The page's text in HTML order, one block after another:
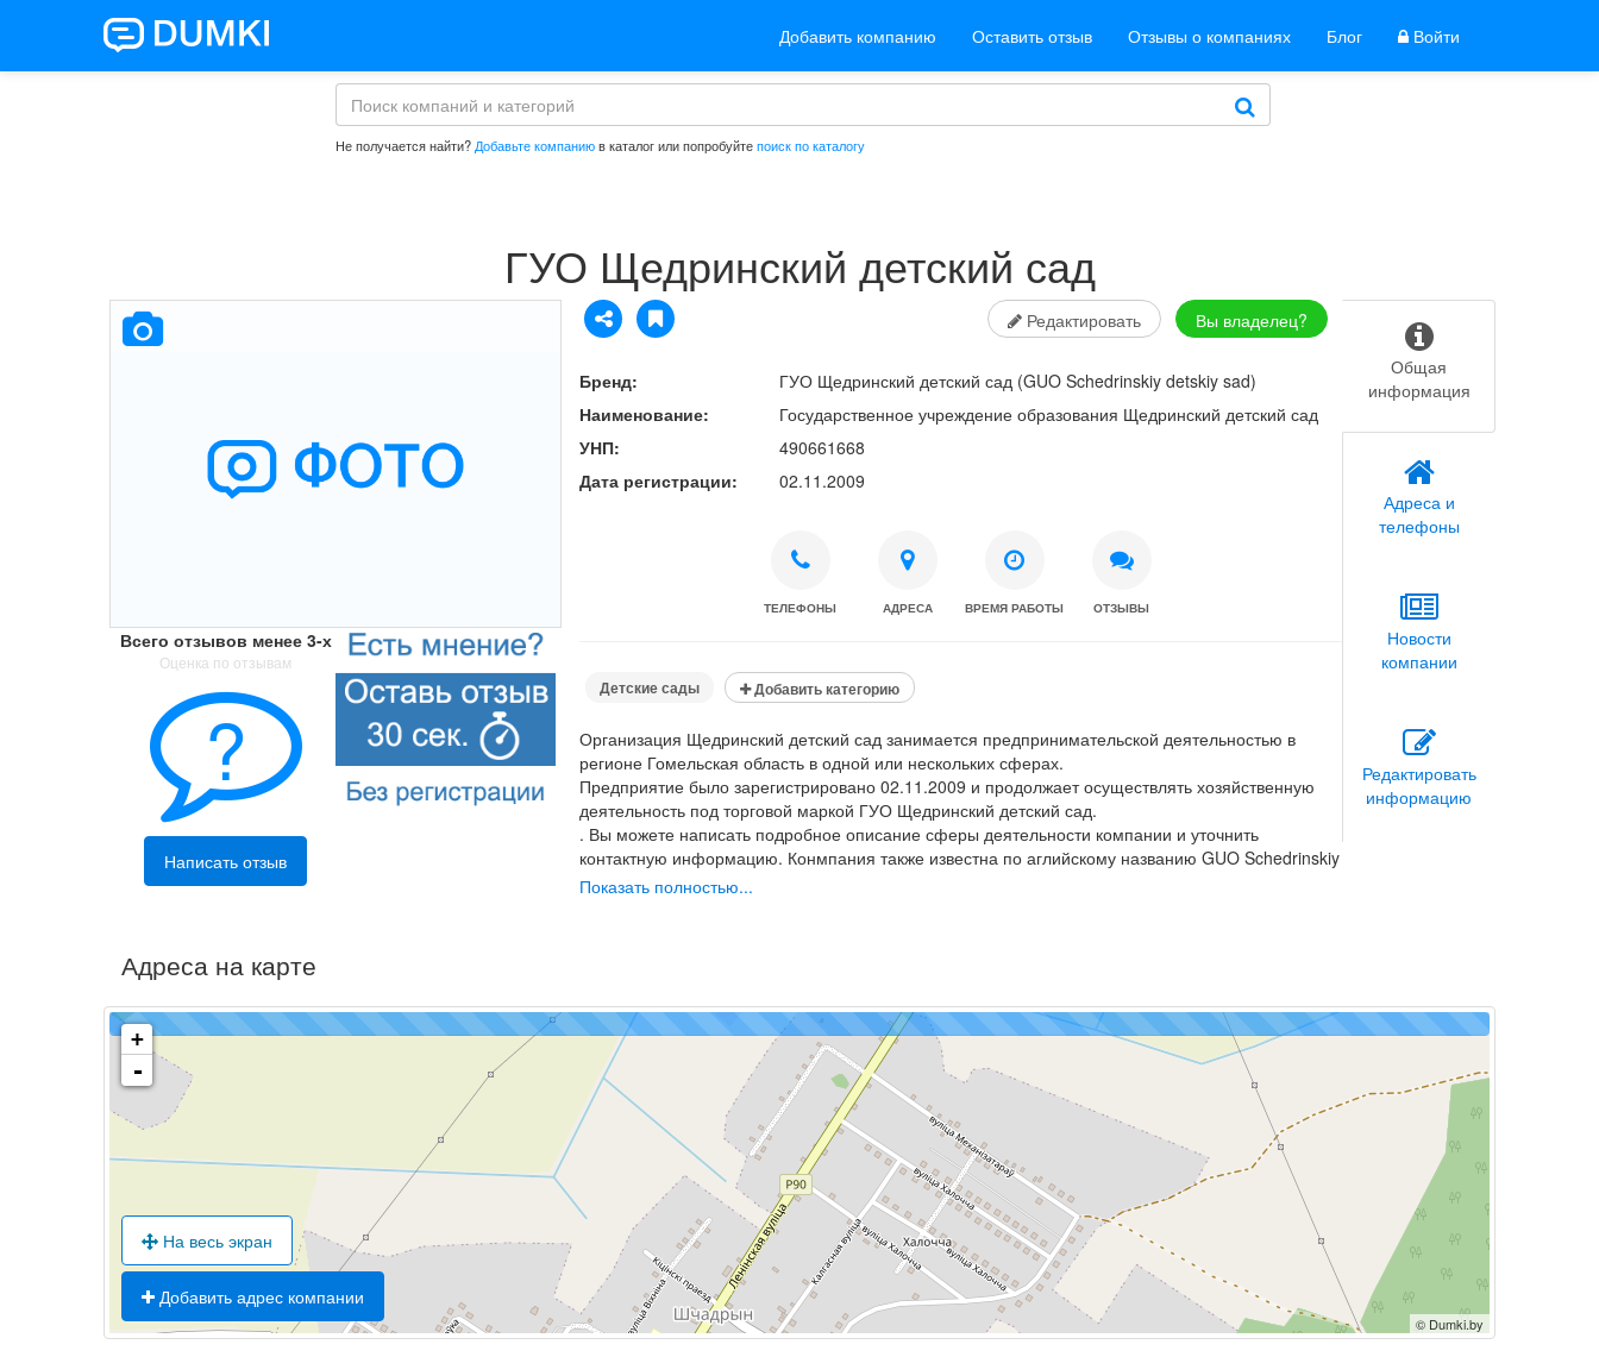
Добавить компанию Оставить отзыв Отзывы о компаниях Блог Войти
Не получается найти? Добавьте компаниюв каталог или попробуйтепоиск по каталогу
ГУО Щедринский детский сад
Всего отзывов менее 3-х
Оценка по отзывам
?
Написать отзыв
Общая
информация
Адреса и
телефоны
Новости
компании
Редактировать
информацию
Вы владелец?
Редактировать
Бренд: ГУО Щедринский детский сад(GUO Schedrinskiy detskiy sad)
Наименование:
Государственное учреждение образования Щедринский детский сад
УНП:
490661668
Дата регистрации:
02.11.2009
ТЕЛЕФОНЫ АДРЕСА ВРЕМЯ РАБОТЫ ОТЗЫВЫ
Детские сады Добавить категорию
Организация Щедринский детский сад занимается предпринимательской деятельностью в
регионе Гомельская область в одной или нескольких сферах.
Предприятие было зарегистрировано 02.11.2009 и продолжает осуществлять хозяйственную
деятельность под торговой маркой ГУО Щедринский детский сад.
. Вы можете написать подробное описание сферы деятельности компании и уточнить
контактную информацию. Конмпания также известна по аглийскому названию GUO Schedrinskiy
detskiy sad.
Показать полностью...
Адреса на карте
+
-
На весь экран
Добавить адрес компании
© Dumki.by